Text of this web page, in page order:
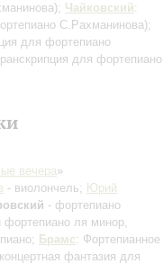
; Чайковский:
С.Рахманинова);
для фортепиано
для фортепиано
вечера»
- виолончель; Юрий
- фортепиано
ля минор,
Брамс: Фортепианное
фантазия для